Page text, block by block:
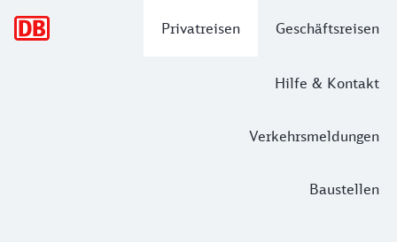
Privatreisen Geschäftsreisen
Hilfe & Kontakt
Verkehrsmeldungen
Baustellen